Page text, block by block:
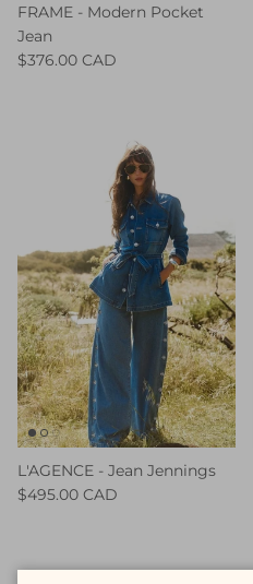
FRAME - Modern Pocket
Jean
$376.00 CAD
L'AGENCE - Jean Jennings
$495.00 CAD